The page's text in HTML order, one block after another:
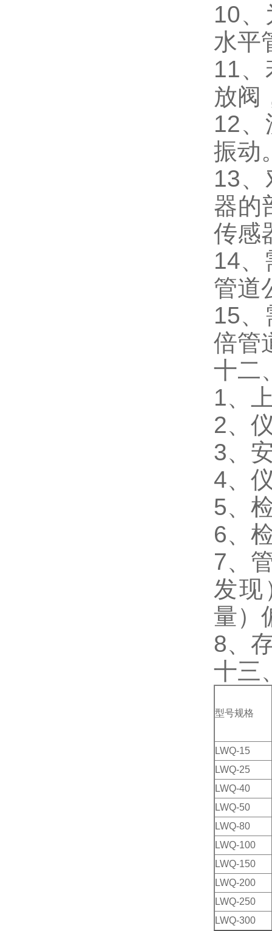
10
水平
11
放阀
12
振动
13
器的
传感
14、
管道
15
倍管
十二
1、
2、
3、
4、
5、
6、
7、
发现
量）
8、
十三
型号规格
LWQ-15
LWQ-25
LWQ-40
LWQ-50
LWQ-80
LWQ-100
LWQ-150
LWQ-200
LWQ-250
LWQ-300